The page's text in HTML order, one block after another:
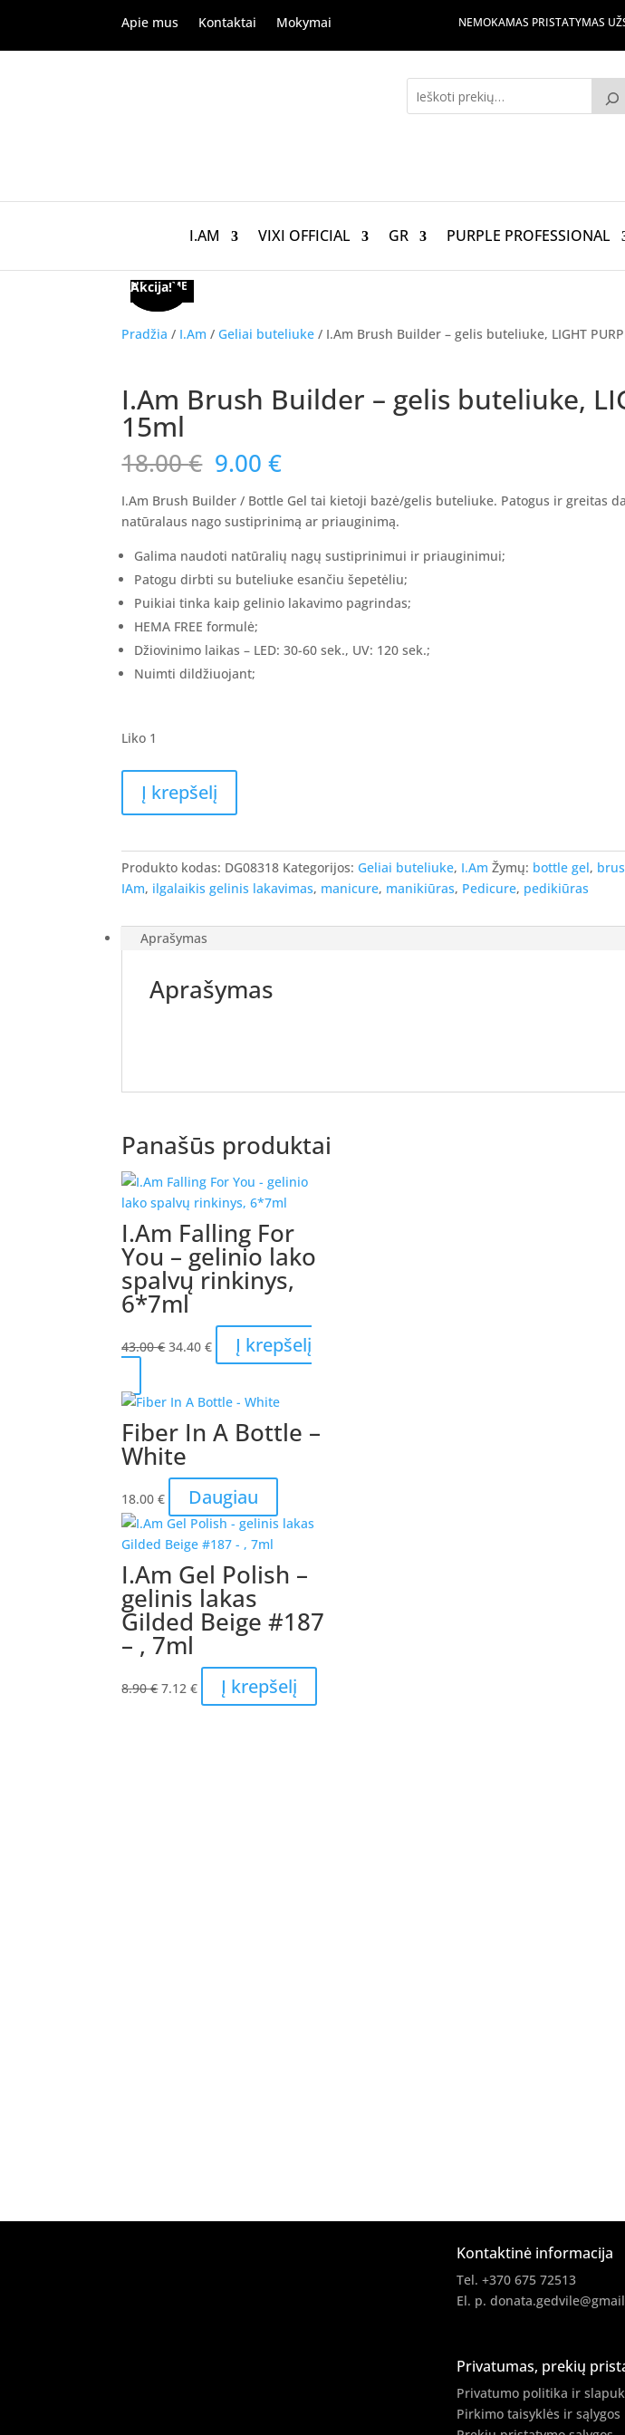
Apie mus Kontaktai Mokymai NEMOKAMAS PRISTATYMAS
I.AM VIXI OFFICIAL GR PURPLE PROFESSIONAL
Pradžia / I.Am / Geliai buteliuke / I.Am Brush Builder – gelis buteliuke, LIGHT
I.Am Brush Builder – gelis buteliuke,
15ml
18.00€ Original
price
was:
18.00 €.
9.00€Current
is:
9.00 €.
I.Am Brush Builder / Bottle Gel tai kietoji bazė/gelis buteliuke. Patogus ir greitas
natūralaus nago sustiprinimą ar priauginimą.
Galima naudoti natūralių nagų sustiprinimui ir priauginimui;
Patogu dirbti su buteliuke esančiu šepetėliu;
Puikiai tinka kaip gelinio lakavimo pagrindas;
HEMA FREE formulė;
Džiovinimo laikas – LED: 30-60 sek., UV: 120 sek.;
Nuimti dildžiuojant;
Liko 1
kiekis:
Builder
-
buteliuke,
LIGHT
Į krepšelį
Produkto kodas: DG08318 Kategorijos: Geliai buteliuke, I.Am Žymų: bottle gel,
IAm, ilgalaikis gelinis lakavimas, manicure, manikiūras, Pedicure, pedikiūras
Aprašymas
Aprašymas
Panašūs produktai
Akcija!
I.Am Falling For
You – gelinio lako
spalvų rinkinys,
6*7ml
43.00€ Original
43.00 €.
34.40€Current
price
34.40 €.
Į krepšelį
NETURIME
Fiber In A Bottle –
White
18.00€ Daugiau
Akcija!
I.Am Gel Polish –
gelinis lakas
Gilded Beige #187
– , 7ml
8.90€Original
7.12€Current
price
Į krepšelį
Kontaktinė informacija
Tel. +370 675 72513
El. p.
Privatumas, prekių
Privatumo politika ir
Pirkimo taisyklės ir sąlygos